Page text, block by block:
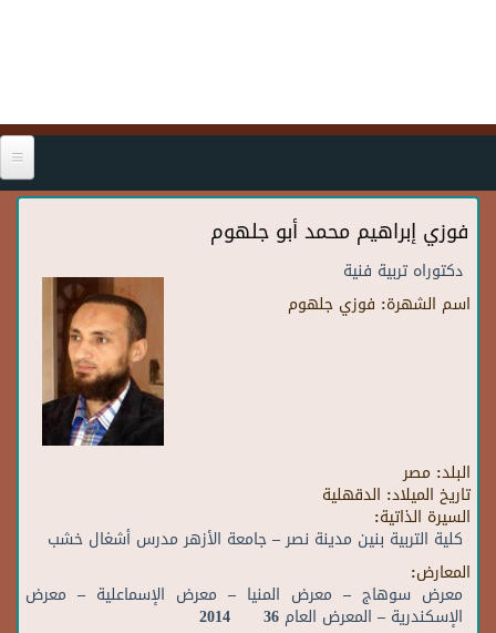
فوزي إبراهيم محمد أبو جلهوم
دكتوراه تربية فنية
اسم الشهرة: فوزي جلهوم
البلد: مصر
تاريخ الميلاد: الدقهلية
السيرة الذاتية:
كلية التربية بنين مدينة نصر – جامعة الأزهر مدرس أشغال خشب
المعارض:
معرض سوهاج – معرض المنيا – معرض الإسماعلية – معرض
الإسكندرية – المعرض العام 36 2014